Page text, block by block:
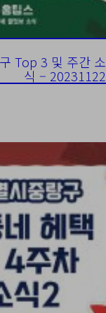
Top 3 및 주간 소
식 – 20231122